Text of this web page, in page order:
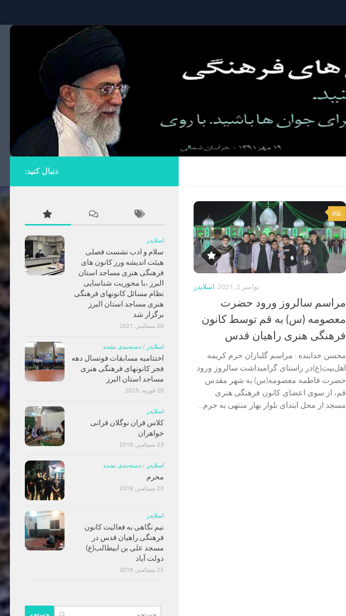
0
اسلایدر نوامبر 2, 2021
مراسم سالروز ورود حضرت
معصومه (س) به قم توسط کانون
فرهنگی هنری راهیان قدس
محسن خدابنده : مراسم گلباران حرم کریمه
اهل‌بیت(ع)در راستای گرامیداشت سالروز ورود
حضرت فاطمه معصومه(س) به شهر مقدس
قم، از سوی اعضای کانون‌ فرهنگی هنری
مسجد از محل ابتدای بلوار بهار منتهی به حرم...
دنبال کنید:
اسلایدر
سلام و ادب نشست فصلی
هیئت اندیشه ورز کانون های
فرهنگی هنری مساجد استان
البرز ،با محوریت شناسایی
نظام مسائل کانونهای فرهنگی
هنری مساجد استان البرز
برگزار شد
20 سپتامبر, 2021
اسلایدر / دسته‌بندی نشده
اختتامیه مسابقات فوتسال دهه
فجر کانونهای فرهنگی هنری
مساجد استان البرز
20 فوریه, 2025
اسلایدر
کلاس قران نوگلان قرانی
خواهران
23 سپتامبر, 2019
اسلایدر / دسته‌بندی نشده
محرم
23 سپتامبر, 2019
اسلایدر
نیم نگاهی به فعالیت کانون
فرهنگی راهیان قدس در
مسجد علی بن ابیطالب(ع)
دولت آباد
25 سپتامبر, 2019